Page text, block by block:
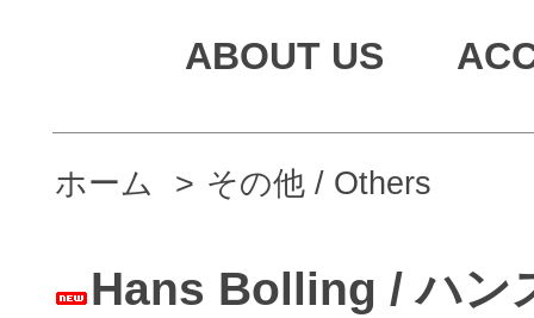
ABOUT US
ホーム > その他 / Others
Hans Bolling / ハン